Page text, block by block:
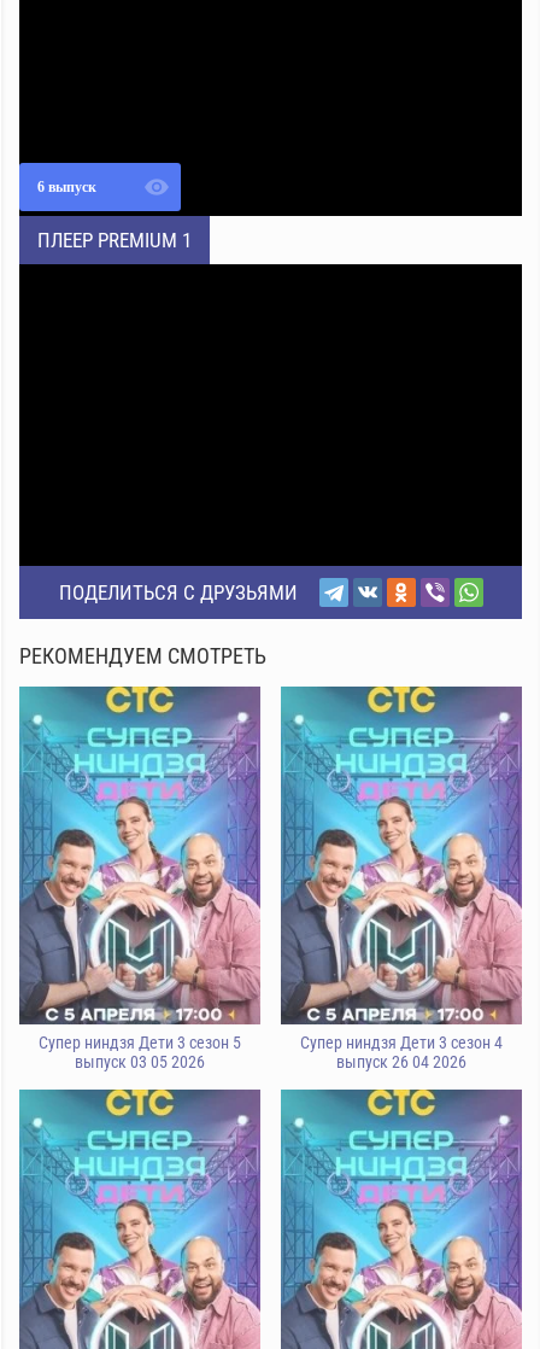
6 выпуск
ПЛЕЕР PREMIUM 1
ПОДЕЛИТЬСЯ С ДРУЗЬЯМИ
РЕКОМЕНДУЕМ СМОТРЕТЬ
Супер ниндзя Дети 3 сезон 5
выпуск 03 05 2026
Супер ниндзя Дети 3 сезон 4
выпуск 26 04 2026